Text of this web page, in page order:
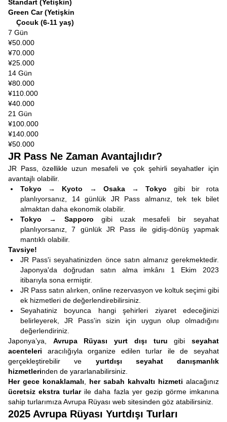
Standart (Yetişkin)
Green Car (Yetişkin
Çocuk (6-11 yaş)
7 Gün
¥50.000
¥70.000
¥25.000
14 Gün
¥80.000
¥110.000
¥40.000
21 Gün
¥100.000
¥140.000
¥50.000
JR Pass Ne Zaman Avantajlıdır?
JR Pass, özellikle uzun mesafeli ve çok şehirli seyahatler için
avantajlı olabilir.
Tokyo → Kyoto → Osaka → Tokyo gibi bir rota
planlıyorsanız, 14 günlük JR Pass almanız, tek tek bilet
almaktan daha ekonomik olabilir.​
Tokyo → Sapporo gibi uzak mesafeli bir seyahat
planlıyorsanız, 7 günlük JR Pass ile gidiş-dönüş yapmak
mantıklı olabilir.
Tavsiye!
JR Pass'i seyahatinizden önce satın almanız gerekmektedir.
Japonya'da doğrudan satın alma imkânı 1 Ekim 2023
itibarıyla sona ermiştir.​
JR Pass satın alırken, online rezervasyon ve koltuk seçimi gibi
ek hizmetleri de değerlendirebilirsiniz.​
Seyahatiniz boyunca hangi şehirleri ziyaret edeceğinizi
belirleyerek, JR Pass'in sizin için uygun olup olmadığını
değerlendiriniz.
Japonya’ya, Avrupa Rüyası yurt dışı turu gibiseyahat
acenteleri aracılığıyla organize edilen turlar ile de seyahat
gerçekleştirebilir ve yurtdışı seyahat danışmanlık
hizmetlerinden de yararlanabilirsiniz.
Her gece konaklamalı
her sabah kahvaltı hizmeti alacağınız
ücretsiz ekstra turlarile daha fazla yer gezip görme imkanına
sahip turlarımıza Avrupa Rüyası web sitesinden göz atabilirsiniz.
2025 Avrupa Rüyası Yurtdışı Turları